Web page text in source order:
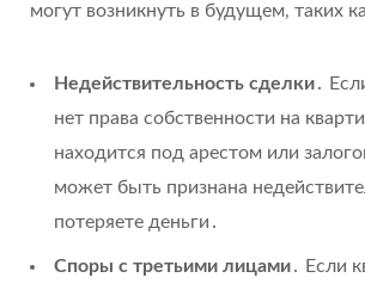
могут возникнуть в будущем, таких
Недействительность сделки․
нет права собственности на
находится под арестом или
может быть признана
потеряете деньги․
Споры с третьими лицами․ Если